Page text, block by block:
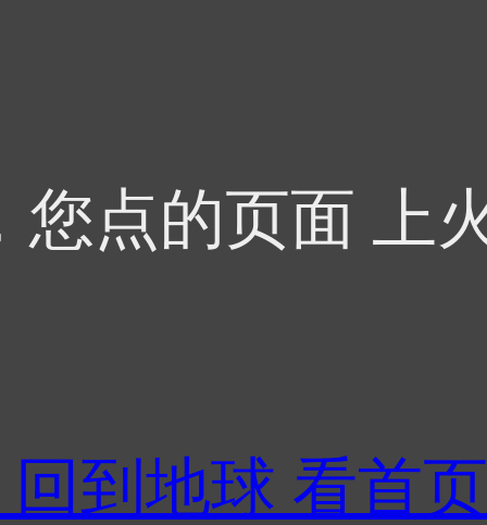
您点的页面 上
到地球 看首